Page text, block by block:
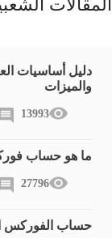
المقالات
دليل أساسيات
والميزات
13993
ما هو حساب
27796
حساب الفوركس